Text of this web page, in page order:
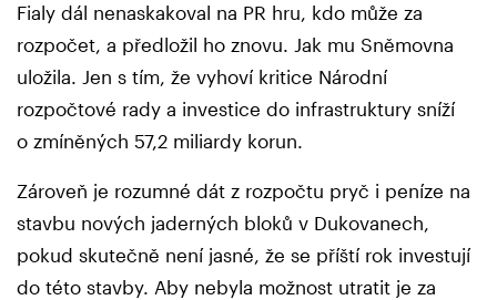
Fialy dál nenaskakoval na PR hru, kdo může za
rozpočet, a předložil ho znovu. Jak mu Sněmovna
uložila. Jen s tím, že vyhoví kritice Národní
rozpočtové rady a investice do infrastruktury sníží
o zmíněných 57,2 miliardy korun.
Zároveň je rozumné dát z rozpočtu pryč i peníze na
stavbu nových jaderných bloků v Dukovanech,
pokud skutečně není jasné, že se příští rok investují
do této stavby. Aby nebyla možnost utratit je za